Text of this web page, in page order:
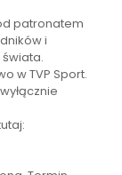
patronatem
i
w TVP Sport.